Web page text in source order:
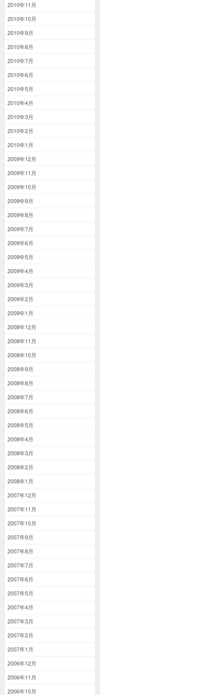
2010年11月
2010年10月
2010年9月
2010年8月
2010年7月
2010年6月
2010年5月
2010年4月
2010年3月
2010年2月
2010年1月
2009年12月
2009年11月
2009年10月
2009年9月
2009年8月
2009年7月
2009年6月
2009年5月
2009年4月
2009年3月
2009年2月
2009年1月
2008年12月
2008年11月
2008年10月
2008年9月
2008年8月
2008年7月
2008年6月
2008年5月
2008年4月
2008年3月
2008年2月
2008年1月
2007年12月
2007年11月
2007年10月
2007年9月
2007年8月
2007年7月
2007年6月
2007年5月
2007年4月
2007年3月
2007年2月
2007年1月
2006年12月
2006年11月
2006年10月